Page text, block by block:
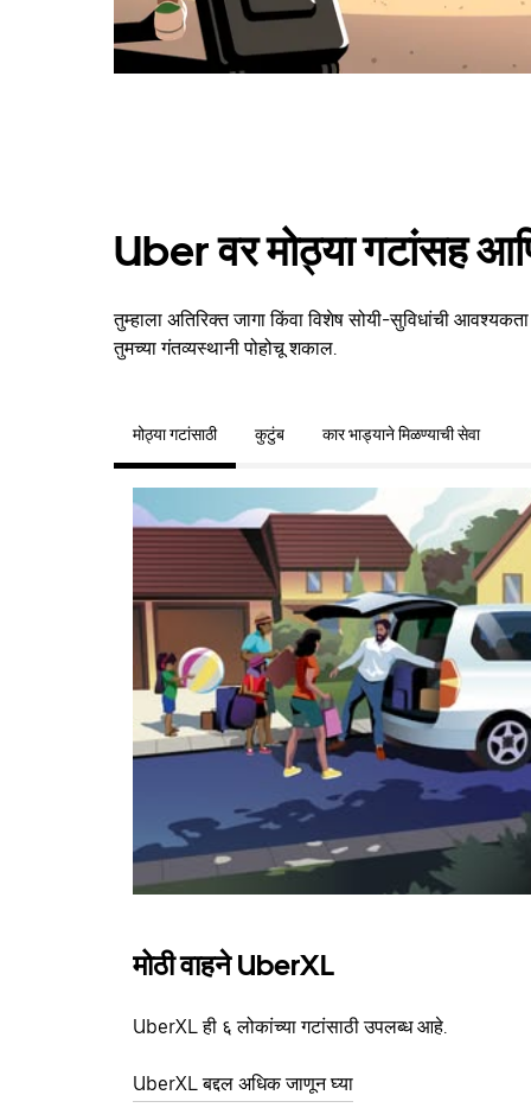
Uber वर मोठ्या गटांसह
तुम्हाला अतिरिक्त जागा किंवा विशेष सोयी-सुविधांची
तुमच्या गंतव्यस्थानी पोहोचू शकाल.
मोठ्या गटांसाठी कुटुंब कार भाड्याने मिळण्याची सेवा
मोठी वाहने UberXL
UberXL ही ६ लोकांच्या गटांसाठी उपलब्ध आहे.
UberXL बद्दल अधिक जाणून घ्या